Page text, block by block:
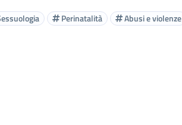
Perinatalità Abusi e violenze